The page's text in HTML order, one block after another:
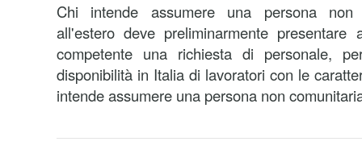
Chi intende assumere una persona non
all'estero deve preliminarmente
competente una richiesta di personale,
disponibilità in Italia di lavoratori con le
intende assumere una persona non